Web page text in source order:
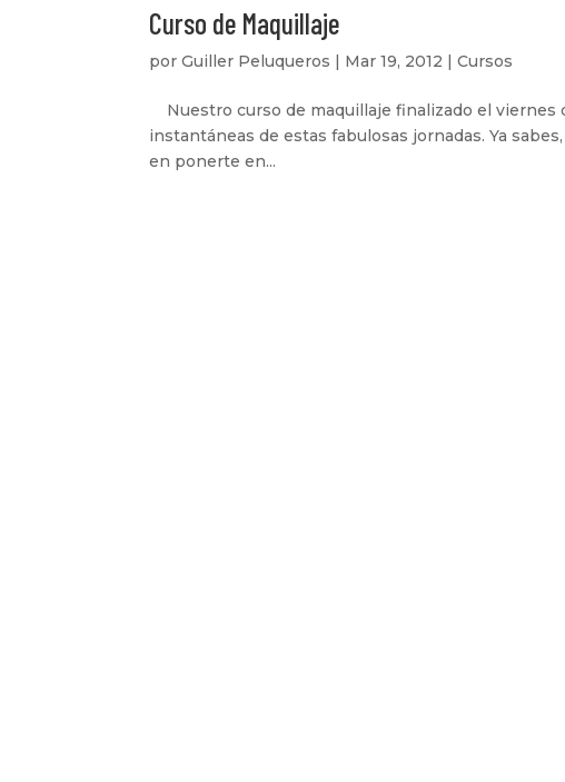
Curso de Maquillaje
porGuiller Peluqueros | Mar 19, 2012 |Cursos
Nuestro curso de maquillaje finalizado el viernes
instantáneas de estas fabulosas jornadas. Ya
en ponerte en...